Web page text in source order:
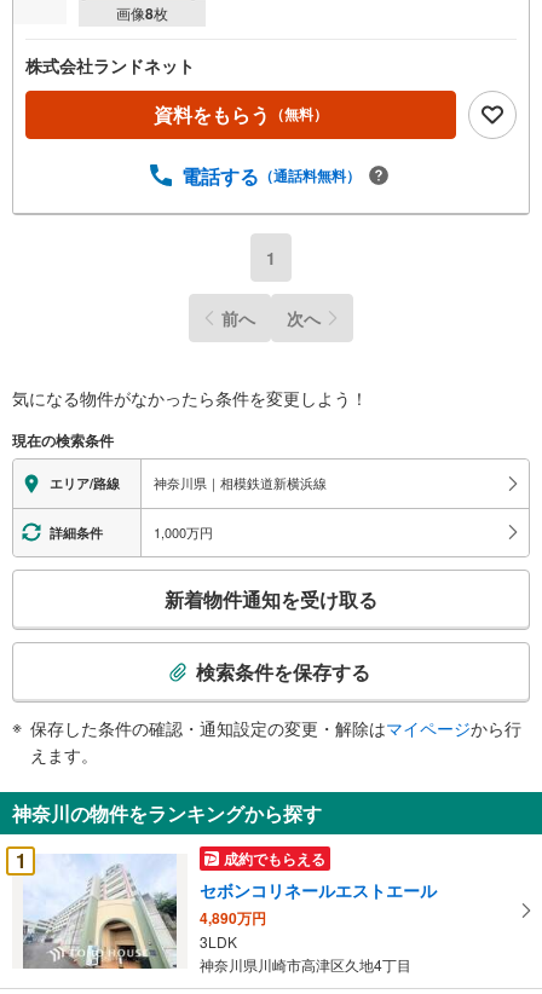
画像8枚
株式会社ランドネット
資料をもらう （無料）
電話する （通話料無料）
1
前へ 次へ
気になる物件がなかったら条件を変更しよう！
現在の検索条件
エリア/路線 神奈川県｜相模鉄道新横浜線
詳細条件 1,000万円
検
知
を
受
け
る
新着物件通知を受け取る
検索条件を保存する
保存した条件の確認・通知設定の変更・解除はマイページから行
えます。
神奈川の物件をランキングから探す
1
成約でもらえる
セボンコリネールエストエール
4,890万円
3LDK
神奈川県川崎市高津区久地4丁目